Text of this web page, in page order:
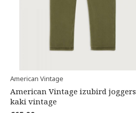
American Vintage
American Vintage izubird joggers
kaki vintage